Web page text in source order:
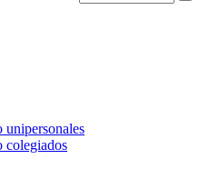
unipersonales
colegiados